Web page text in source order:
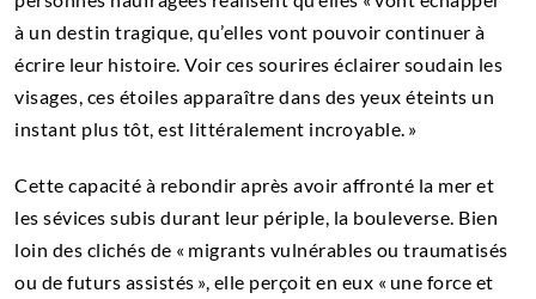
à un destin tragique, qu’elles vont pouvoir continuer à
écrire leur histoire. Voir ces sourires éclairer soudain les
visages, ces étoiles apparaître dans des yeux éteints un
instant plus tôt, est littéralement incroyable. »
Cette capacité à rebondir après avoir affronté la mer et
les sévices subis durant leur périple, la bouleverse. Bien
loin des clichés de « migrants vulnérables ou traumatisés
ou de futurs assistés », elle perçoit en eux « une force et